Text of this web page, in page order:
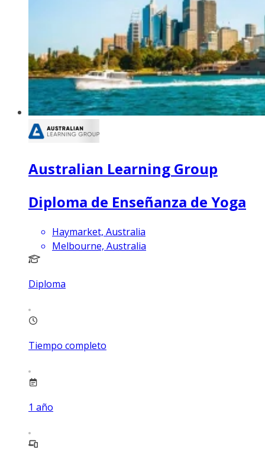
Australian Learning Group
Diploma de Enseñanza de Yoga
Haymarket, Australia
Melbourne, Australia
Diploma
Tiempo completo
1 año